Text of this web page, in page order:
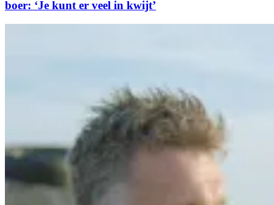
boer: ‘Je kunt er veel in kwijt’